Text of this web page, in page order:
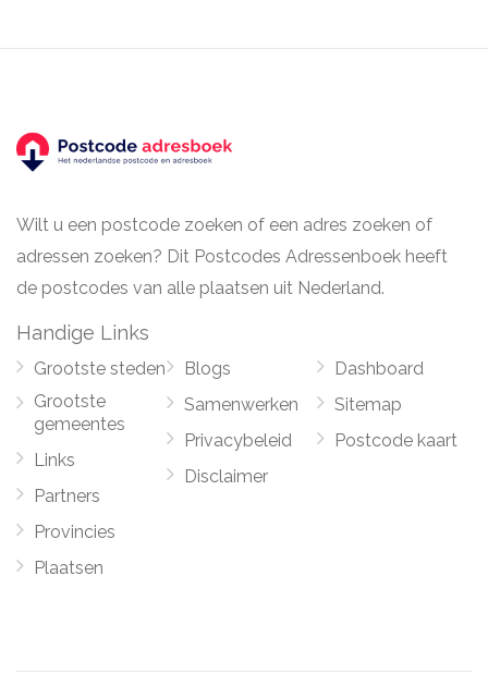
Wilt u een postcode zoeken of een adres zoeken of
adressen zoeken? Dit Postcodes Adressenboek heeft
de postcodes van alle plaatsen uit Nederland.
Handige Links
Grootste steden
Grootste
gemeentes
Links
Partners
Provincies
Plaatsen
Blogs
Samenwerken
Privacybeleid
Disclaimer
Dashboard
Sitemap
Postcode kaart